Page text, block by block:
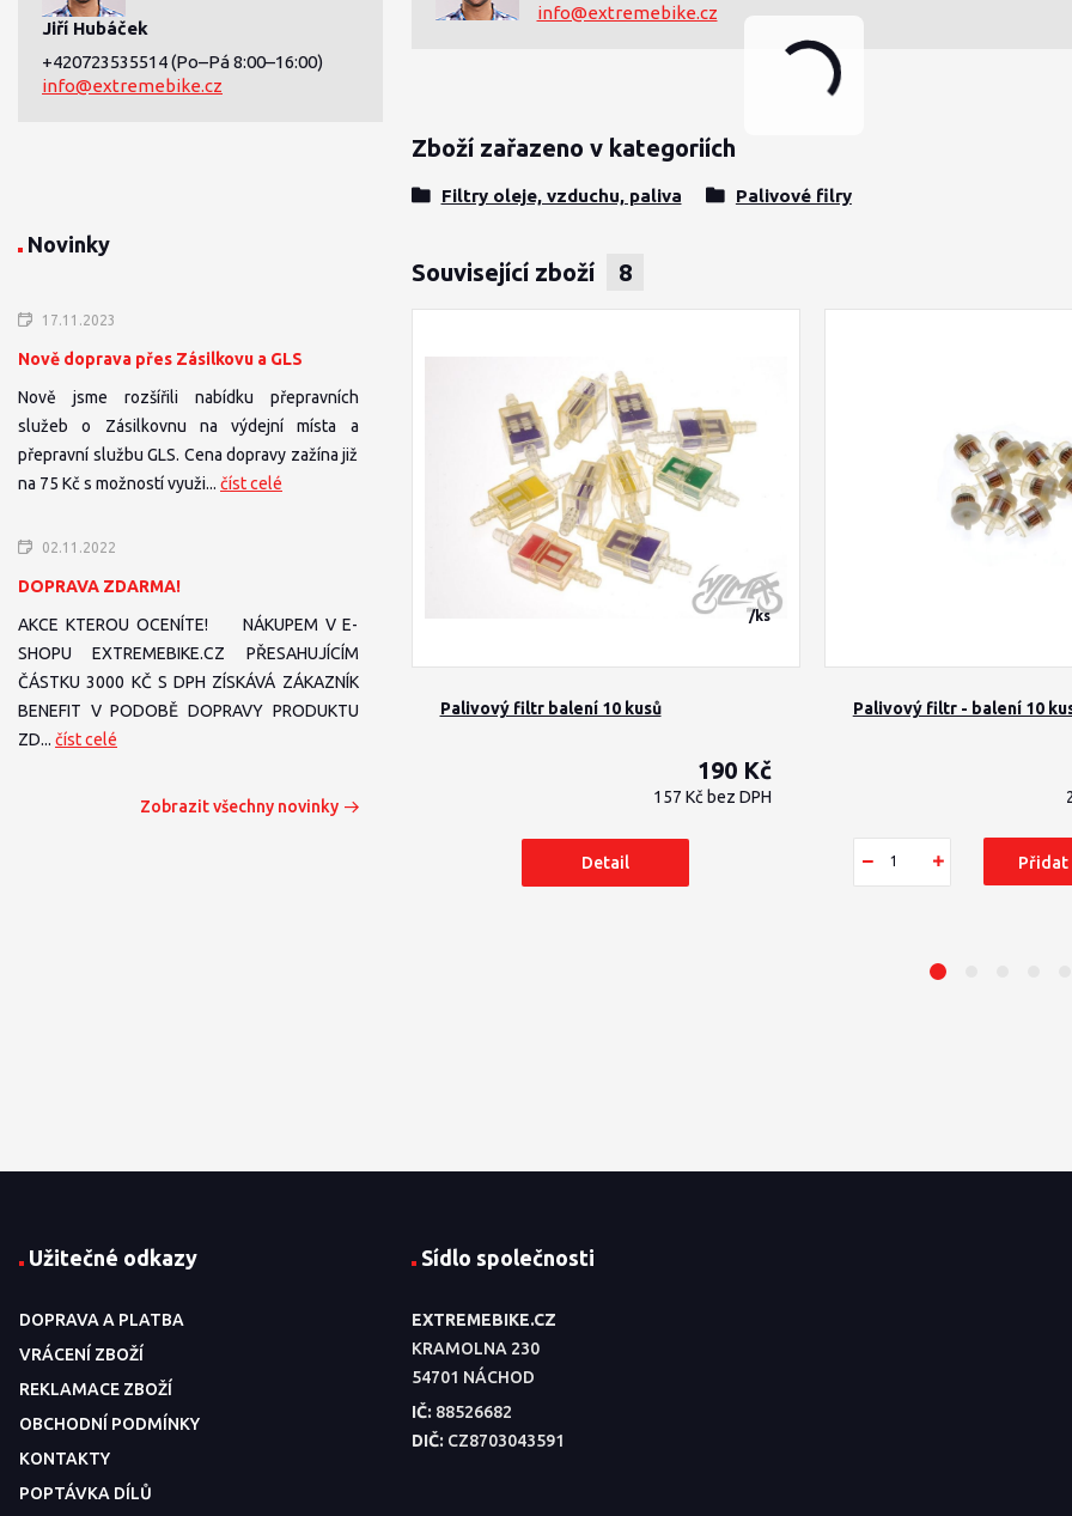
Jiří Hubáček
+420723535514(Po–Pá 8:00–16:00)
info@extremebike.cz
Novinky
17.11.2023
Nově doprava přes Zásilkovu a GLS
Nově jsme rozšířili nabídku přepravních
služeb o Zásilkovnu na výdejní místa a
přepravní službu GLS. Cena dopravy zažína již
na 75 Kč s možností využi... číst celé
02.11.2022
DOPRAVA ZDARMA!
AKCE KTEROU OCENÍTE! NÁKUPEM V E-
SHOPU EXTREMEBIKE.CZ PŘESAHUJÍCÍM
ČÁSTKU 3000 KČ S DPH ZÍSKÁVÁ ZÁKAZNÍK
BENEFIT V PODOBĚ DOPRAVY PRODUKTU
ZD... číst celé
Zobrazit všechny novinky
info@extremebike.cz
Zboží zařazeno v kategoriích
Filtry oleje, vzduchu, paliva Palivové filry
Související zboží 8
Palivový filtr balení 10 kusů
190 Kč
/ks
157 Kč bez DPH
Detail
Palivový filtr - balení 10
Přidat
Užitečné odkazy
DOPRAVA A PLATBA
VRÁCENÍ ZBOŽÍ
REKLAMACE ZBOŽÍ
OBCHODNÍ PODMÍNKY
KONTAKTY
POPTÁVKA DÍLŮ
Sídlo společnosti
EXTREMEBIKE.CZ
KRAMOLNA 230
54701 NÁCHOD
IČ: 88526682
DIČ: CZ8703043591